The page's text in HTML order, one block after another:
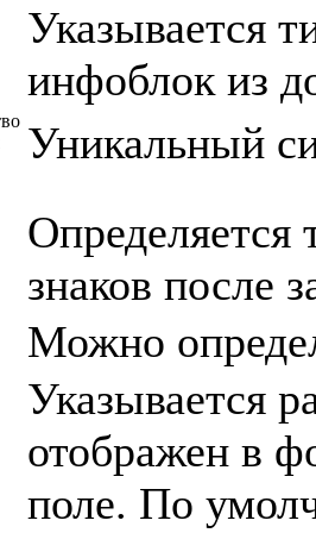
Указывается
инфоблок из
Уникальный
Определяется
знаков после
Можно
Указывается
отображен в
поле. По